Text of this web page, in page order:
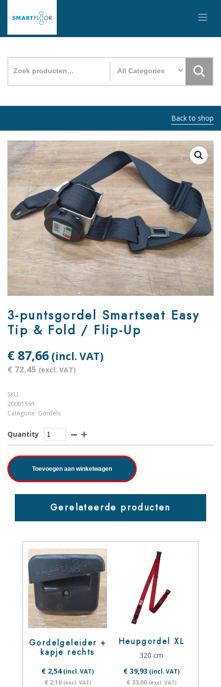
naar:
Back to shop
3-puntsgordel Smartseat Easy
Tip & Fold / Flip-Up
€ 87,66 (incl. VAT)
€ 72,45 (excl. VAT)
SKU:
20001591
Categorie: Gordels
Quantity
Toevoegen aan winkelwagen
Gerelateerde producten
Gordelgeleider +
kapje rechts
€ 2,54(incl. VAT)
€ 2,10(excl. VAT)
Heupgordel XL
320 cm
€ 39,93 (incl. VAT)
€ 33,00 (excl. VAT)